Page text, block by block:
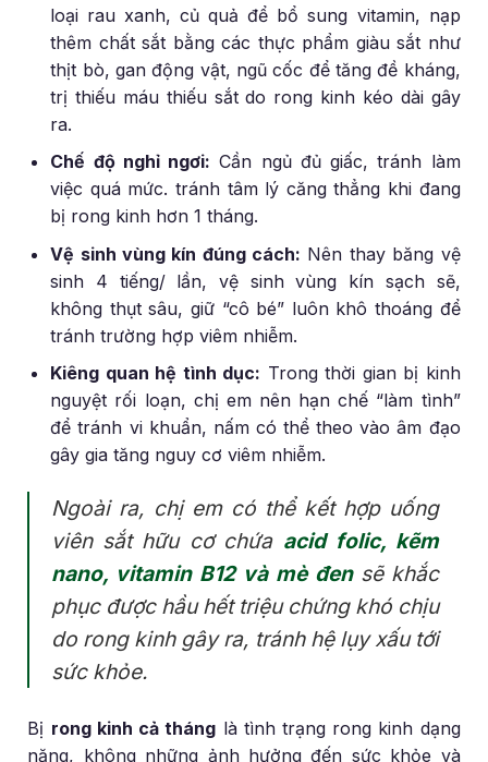
loại rau xanh, củ quả để bổ sung vitamin, nạp
thêm chất sắt bằng các thực phẩm giàu sắt như
thịt bò, gan động vật, ngũ cốc để tăng đề kháng,
trị thiếu máu thiếu sắt do rong kinh kéo dài gây
ra.
Chế độ nghỉ ngơi: Cần ngủ đủ giấc, tránh làm
việc quá mức. tránh tâm lý căng thẳng khi đang
bị rong kinh hơn 1 tháng.
Vệ sinh vùng kín đúng cách: Nên thay băng vệ
sinh 4 tiếng/ lần, vệ sinh vùng kín sạch sẽ,
không thụt sâu, giữ “cô bé” luôn khô thoáng để
tránh trường hợp viêm nhiễm.
Kiêng quan hệ tình dục: Trong thời gian bị kinh
nguyệt rối loạn, chị em nên hạn chế “làm tình”
để tránh vi khuẩn, nấm có thể theo vào âm đạo
gây gia tăng nguy cơ viêm nhiễm.
Ngoài ra, chị em có thể kết hợp uống
viên sắt hữu cơ chứa acid folic, kẽm
nano, vitamin B12 và mè đensẽ khắc
phục được hầu hết triệu chứng khó chịu
do rong kinh gây ra, tránh hệ lụy xấu tới
sức khỏe.
Bị rong kinh cả tháng là tình trạng rong kinh dạng
nặng, không những ảnh hưởng đến sức khỏe và